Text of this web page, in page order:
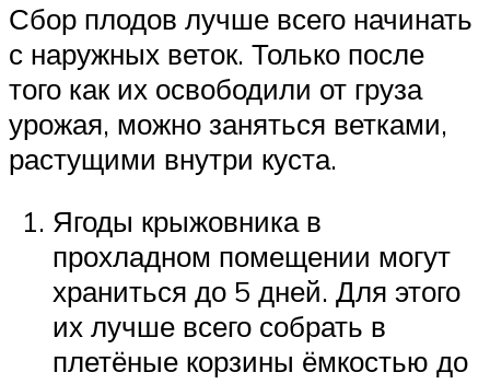
Сбор плодов лучше всего начинать
с наружных веток. Только после
того как их освободили от груза
урожая, можно заняться ветками,
растущими внутри куста.
Ягоды крыжовника в
прохладном помещении могут
храниться до 5 дней. Для этого
их лучше всего собрать в
плетёные корзины ёмкостью до